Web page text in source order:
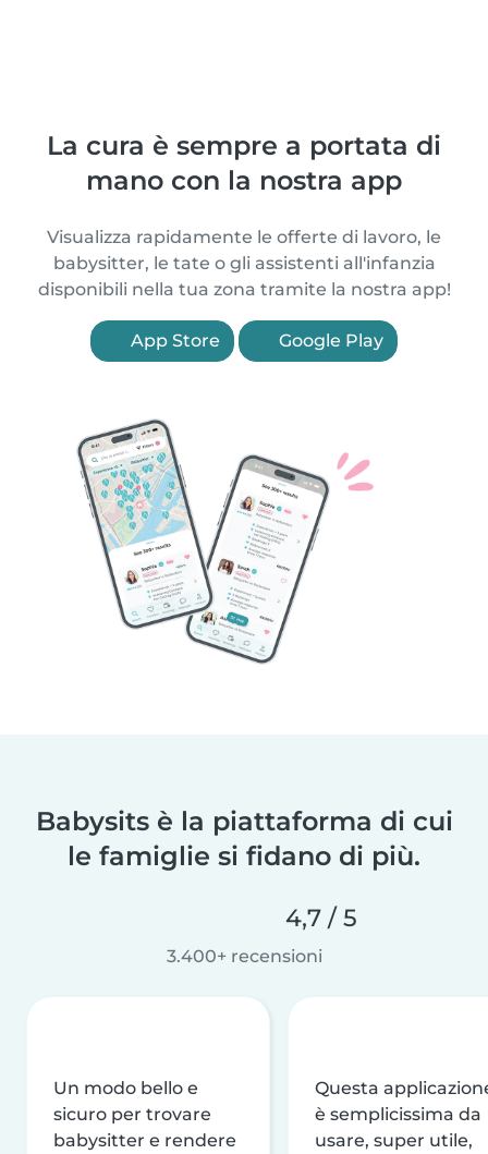
La cura è sempre a portata di
mano con la nostra app
Visualizza rapidamente le offerte di lavoro, le
babysitter, le tate o gli assistenti all'infanzia
disponibili nella tua zona tramite la nostra app!
App Store Google Play
Babysits è la piattaforma di cui
le famiglie si fidano di più.
4,7 / 5
3.400+ recensioni
Un modo bello e
sicuro per trovare
babysitter e rendere
Questa
è semplicissima da
usare, super utile,